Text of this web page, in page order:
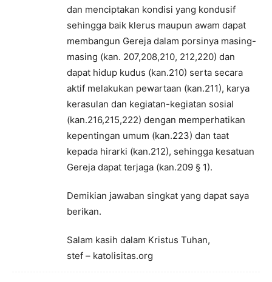
dan menciptakan kondisi yang kondusif
sehingga baik klerus maupun awam dapat
membangun Gereja dalam porsinya masing-
masing (kan. 207,208,210, 212,220) dan
dapat hidup kudus (kan.210) serta secara
aktif melakukan pewartaan (kan.211), karya
kerasulan dan kegiatan-kegiatan sosial
(kan.216,215,222) dengan memperhatikan
kepentingan umum (kan.223) dan taat
kepada hirarki (kan.212), sehingga kesatuan
Gereja dapat terjaga (kan.209 § 1).
Demikian jawaban singkat yang dapat saya
berikan.
Salam kasih dalam Kristus Tuhan,
stef – katolisitas.org